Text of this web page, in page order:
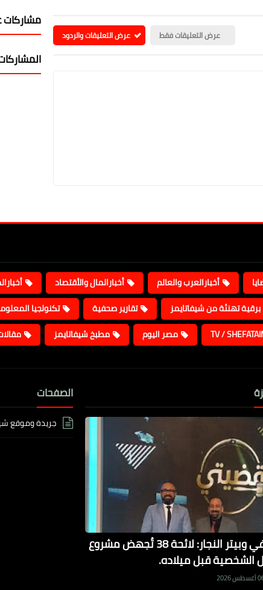
عرض التعليقات فقط عرض التعليقات والردود
أخبارالعرب والعالم أخبارالمال والأقتصاد
برقية تهنئة من شيفاتايمز تقارير صحفية تكنولجيا
مصر اليوم مطبخ شيفاتايمز
د. نادر الصيرفي وبيتر النجار: لائحة 38 تُجهض مشروع
الشخصية قبل ميلاده.
2026
الصفحات
جريدة وموقع